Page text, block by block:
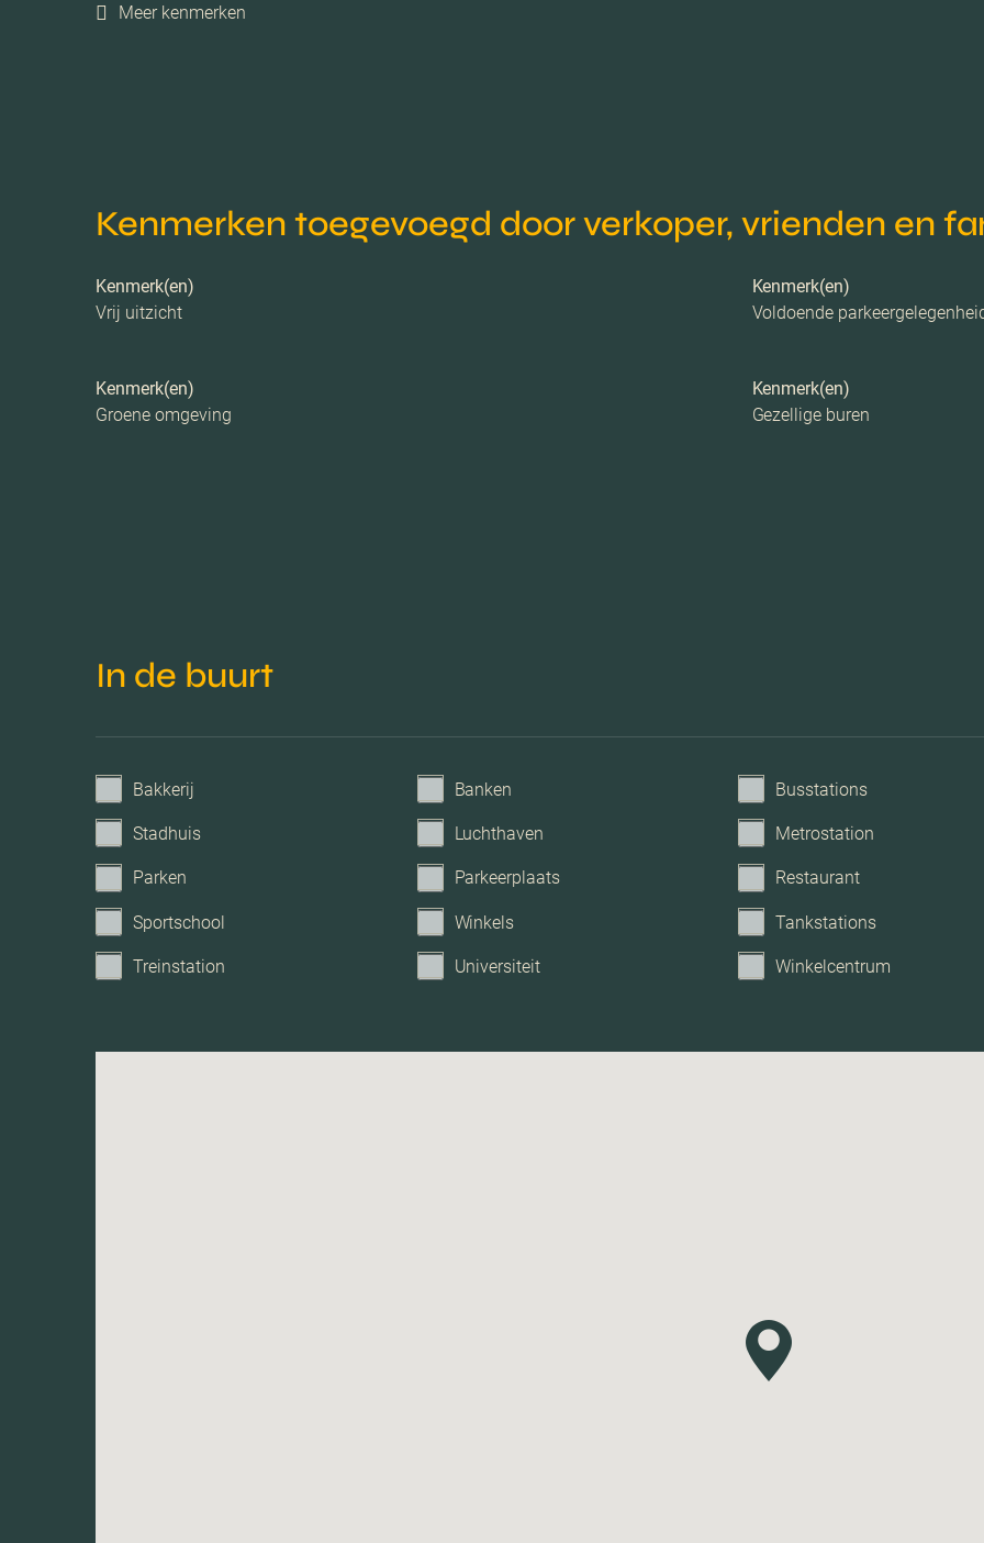
Ligging tuin
Verwarming
C.v.-ketel bouwjaar
Parkeerfaciliteiten
Meer kenmerken
Kenmerken toegevoegd door verkoper, vrienden en
Kenmerk(en)
Vrij uitzicht
Kenmerk(en)
Voldoende
Kenmerk(en)
Groene omgeving
Kenmerk(en)
Gezellige buren
In de buurt
Bakkerij Banken Busstations
Stadhuis Luchthaven Metrostation
Parken Parkeerplaats Restaurant
Sportschool Winkels Tankstations
Treinstation Universiteit Winkelcentrum